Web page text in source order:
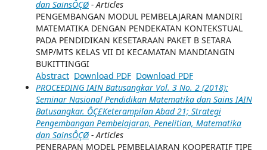
dan SainsÔÇØ - Articles
PENGEMBANGAN MODUL PEMBELAJARAN MANDIRI
MATEMATIKA DENGAN PENDEKATAN KONTEKSTUAL
PADA PENDIDIKAN KESETARAAN PAKET B SETARA
SMP/MTS KELAS VII DI KECAMATAN MANDIANGIN
BUKITTINGGI
Abstract Download PDF Download PDF
PROCEEDING IAIN Batusangkar Vol. 3 No. 2 (2018):
Seminar Nasional Pendidikan Matematika dan Sains IAIN
Batusangkar. ÔÇ£Keterampilan Abad 21; Strategi
Pengembangan Pembelajaran, Penelitian, Matematika
dan SainsÔÇØ - Articles
PENERAPAN MODEL PEMBELAJARAN KOOPERATIF TIPE